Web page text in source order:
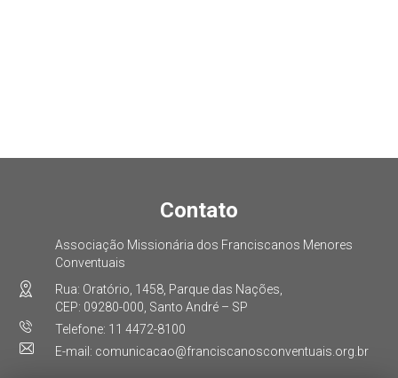
Contato
Associação Missionária dos Franciscanos Menores
Conventuais
Rua: Oratório, 1458, Parque das Nações,
CEP: 09280-000, Santo André – SP
Telefone: 11 4472-8100
E-mail: comunicacao@franciscanosconventuais.org.br